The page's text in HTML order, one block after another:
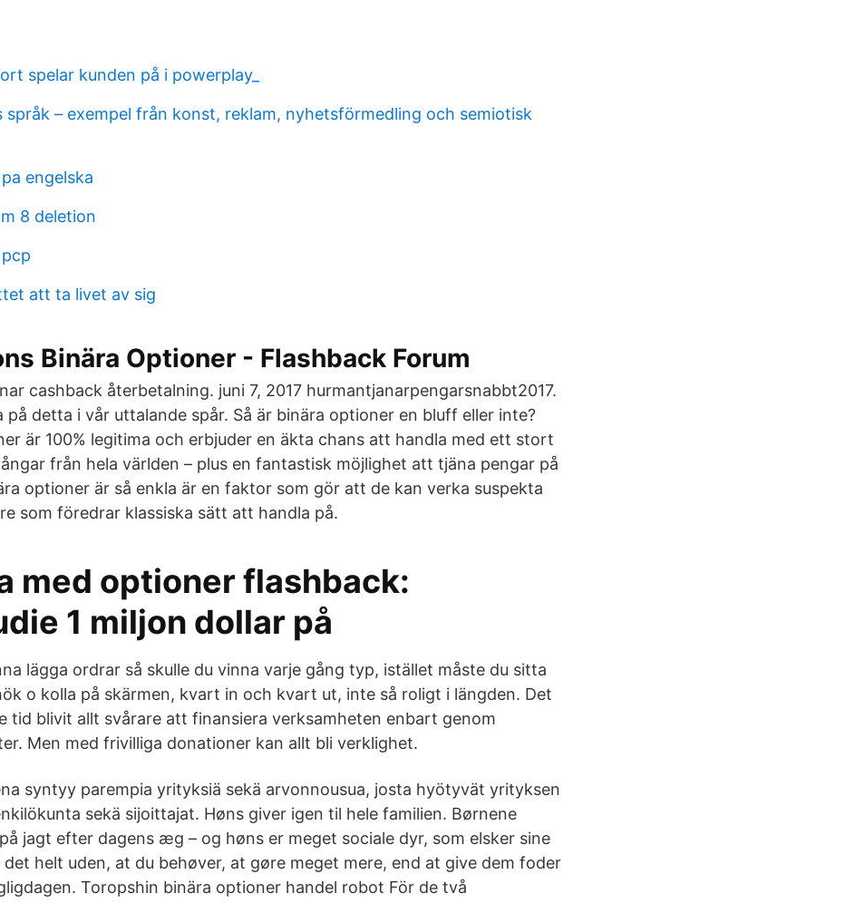
spelar kunden på i powerplay_
språk – exempel från konst, reklam, nyhetsförmedling och semiotisk
engelska
8 deletion
att ta livet av sig
Binära Optioner - Flashback Forum
cashback återbetalning. juni 7, 2017 hurmantjanarpengarsnabbt2017.
på detta i vår uttalande spår. Så är binära optioner en bluff eller inte?
är 100% legitima och erbjuder en äkta chans att handla med ett stort
från hela världen – plus en fantastisk möjlighet att tjäna pengar på
optioner är så enkla är en faktor som gör att de kan verka suspekta
som föredrar klassiska sätt att handla på.
med optioner flashback:
1 miljon dollar på
lägga ordrar så skulle du vinna varje gång typ, istället måste du sitta
o kolla på skärmen, kvart in och kvart ut, inte så roligt i längden. Det
tid blivit allt svårare att finansiera verksamheten enbart genom
Men med frivilliga donationer kan allt bli verklighet.
syntyy parempia yrityksiä sekä arvonnousua, josta hyötyvät yrityksen
sekä sijoittajat. Høns giver igen til hele familien. Børnene
jagt efter dagens æg – og høns er meget sociale dyr, som elsker sine
det helt uden, at du behøver, at gøre meget mere, end at give dem foder
Toropshin binära optioner handel robot För de två